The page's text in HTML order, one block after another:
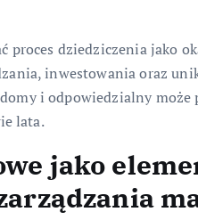
proces dziedziczenia jako
inwestowania oraz
i odpowiedzialny
lata.
jako